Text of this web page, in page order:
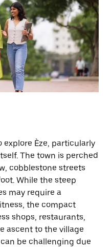
explore Èze, particularly
The town is perched
cobblestone streets
While the steep
may require a
the compact
shops, restaurants,
ascent to the village
be challenging due